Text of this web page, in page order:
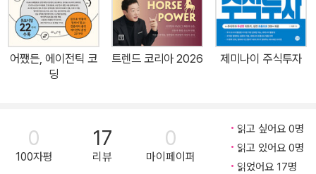
달라지는 가장 확실한 AI 입문서입니다. 이제는 더 이상 ‘나만 모르
나?’ 불안해하지 마세요. 이 책과 함께라면 누구보다 빠르게, 누구보
다 쉽게 챗GPT와 AI를 내 것으로 만들 수 있을 것입니다. 어떤 독자
를 위한 책인가? - 스마트폰은 쓰지만 챗GPT가 낯선 분 - 챗GPT
책 말고, 진짜 쉬운 기초 입문서가 필요한 분 - 챗GPT와 AI를 활용해
서 음악, 이미지, 영상 만들기 등 생활 속 AI를 즐기고 싶은 분 - 부모
님께 챗GPT를 알려주고 싶지만 설명은 잘 안 통하고 자꾸 답답해지
어쨌든, 에이전틱 코
딩
트렌드 코리아 2026 제미나이 주식투자
0
100자평
17
리뷰
0
마이페이퍼
읽고 싶어요 0명
읽고 있어요 0명
읽었어요 17명